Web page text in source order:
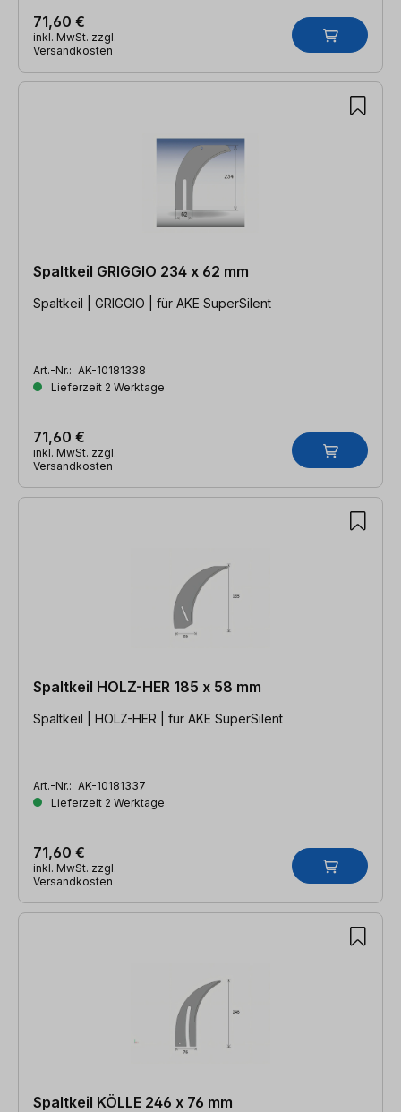
71,60 €
inkl. MwSt. zzgl.
Versandkosten
Spaltkeil GRIGGIO 234 x 62 mm
Spaltkeil | GRIGGIO | für AKE SuperSilent
Art.-Nr.: AK-10181338
Lieferzeit 2 Werktage
71,60 €
inkl. MwSt. zzgl.
Versandkosten
Spaltkeil HOLZ-HER 185 x 58 mm
Spaltkeil | HOLZ-HER | für AKE SuperSilent
Art.-Nr.: AK-10181337
Lieferzeit 2 Werktage
71,60 €
inkl. MwSt. zzgl.
Versandkosten
Spaltkeil KÖLLE 246 x 76 mm